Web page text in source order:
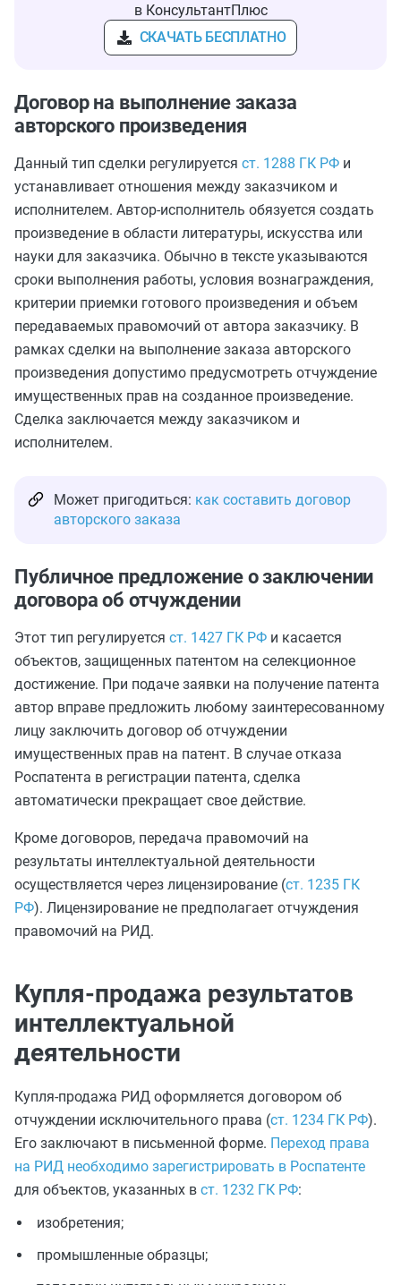
в КонсультантПлюс
СКАЧАТЬ БЕСПЛАТНО
Договор на выполнение заказа
авторского произведения
Данный тип сделки регулируется ст. 1288 ГК РФ и
устанавливает отношения между заказчиком и
исполнителем. Автор-исполнитель обязуется создать
произведение в области литературы, искусства или
науки для заказчика. Обычно в тексте указываются
сроки выполнения работы, условия вознаграждения,
критерии приемки готового произведения и объем
передаваемых правомочий от автора заказчику. В
рамках сделки на выполнение заказа авторского
произведения допустимо предусмотреть отчуждение
имущественных прав на созданное произведение.
Сделка заключается между заказчиком и
исполнителем.
Может пригодиться: как составить договор
авторского заказа
Публичное предложение о заключении
договора об отчуждении
Этот тип регулируется ст. 1427 ГК РФ и касается
объектов, защищенных патентом на селекционное
достижение. При подаче заявки на получение патента
автор вправе предложить любому заинтересованному
лицу заключить договор об отчуждении
имущественных прав на патент. В случае отказа
Роспатента в регистрации патента, сделка
автоматически прекращает свое действие.
Кроме договоров, передача правомочий на
результаты интеллектуальной деятельности
осуществляется через лицензирование (ст. 1235 ГК
РФ). Лицензирование не предполагает отчуждения
правомочий на РИД.
Купля-продажа результатов
интеллектуальной
деятельности
Купля-продажа РИД оформляется договором об
отчуждении исключительного права (ст. 1234 ГК РФ).
Его заключают в письменной форме. Переход права
на РИД необходимо зарегистрировать в Роспатенте
для объектов, указанных в ст. 1232 ГК РФ:
изобретения;
промышленные образцы;